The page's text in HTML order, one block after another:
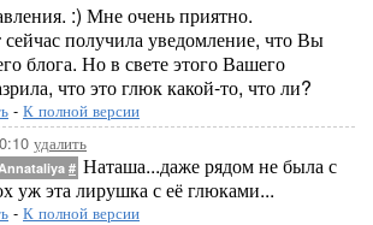
:) Мне очень приятно.
получила уведомление, что Вы
блога. Но в свете этого Вашего
что это глюк какой-то, что ли?
- К полной версии
удалить
# Наташа...даже рядом не была с
уж эта лирушка с её глюками...
- К полной версии